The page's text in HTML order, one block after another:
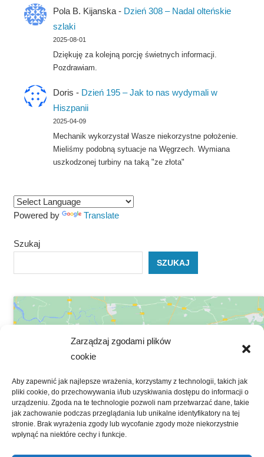
Zarządzaj zgodami plików
cookie
Aby zapewnić jak najlepsze wrażenia, korzystamy z technologii, takich jak
pliki cookie, do przechowywania i/lub uzyskiwania dostępu do informacji o
urządzeniu. Zgoda na te technologie pozwoli nam przetwarzać dane, takie
jak zachowanie podczas przeglądania lub unikalne identyfikatory na tej
stronie. Brak wyrażenia zgody lub wycofanie zgody może niekorzystnie
wpłynąć na niektóre cechy i funkcje.
Pola B. Kijanska - Dzień 308 – Nadal olteńskie
szlaki
2025-08-01
Dziękuję za kolejną porcję świetnych informacji.
Pozdrawiam.
Doris - Dzień 195 – Jak to nas wydymali w
Hiszpanii
2025-04-09
Mechanik wykorzystał Wasze niekorzystne położenie.
Mieliśmy podobną sytuacje na Węgrzech. Wymiana
uszkodzonej turbiny na taką "ze złota"
Powered by Translate
Szukaj
SZUKAJ
Kliknij, żeby zaakceptować marketing
pliki cookies i włączyć tę treść